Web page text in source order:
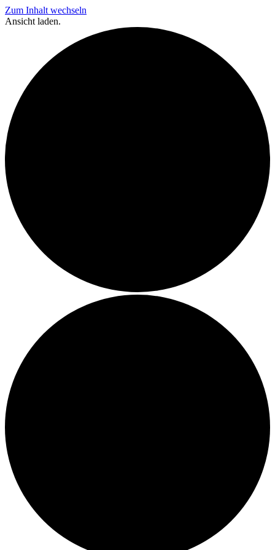
Zum Inhalt wechseln
Ansicht laden.